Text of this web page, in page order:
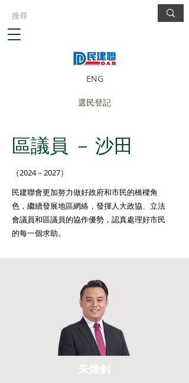
ENG
選民登記
區議員 －沙田
（2024－2027）
民建聯會更加努力做好政府和市民的橋樑角
色，繼續發展地區網絡，發揮人大政協、立法
會議員和區議員的協作優勢，認真處理好市民
的每一個求助。
朱煥釗